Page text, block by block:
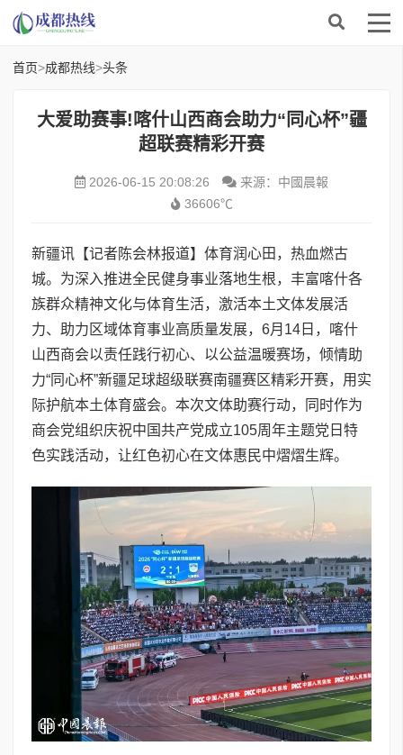
首页>成都热线>头条
大爱助赛事!喀什山西商会助力“同心杯”疆
超联赛精彩开赛
2026-06-15 20:08:26
来源：中國晨報
36606℃
新疆讯【记者陈会林报道】体育润心田，热血燃古
城。为深入推进全民健身事业落地生根，丰富喀什各
族群众精神文化与体育生活，激活本土文体发展活
力、助力区域体育事业高质量发展，6月14日，喀什
山西商会以责任践行初心、以公益温暖赛场，倾情助
力“同心杯”新疆足球超级联赛南疆赛区精彩开赛，用实
际护航本土体育盛会。本次文体助赛行动，同时作为
商会党组织庆祝中国共产党成立105周年主题党日特
色实践活动，让红色初心在文体惠民中熠熠生辉。